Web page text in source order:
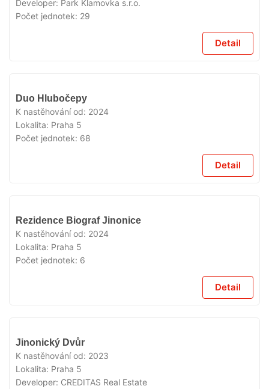
Developer: Park Klamovka s.r.o.
Počet jednotek: 29
Detail
Duo Hlubočepy
K nastěhování od: 2024
Lokalita: Praha 5
Počet jednotek: 68
Detail
Rezidence Biograf Jinonice
K nastěhování od: 2024
Lokalita: Praha 5
Počet jednotek: 6
Detail
Jinonický Dvůr
K nastěhování od: 2023
Lokalita: Praha 5
Developer: CREDITAS Real Estate